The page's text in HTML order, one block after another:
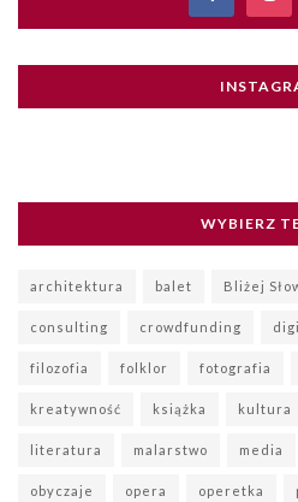
WYBIERZ
architektura balet Bliżej
consulting crowdfunding
filozofia folklor fotografia
kreatywność książka kultura
literatura malarstwo media
obyczaje opera operetka